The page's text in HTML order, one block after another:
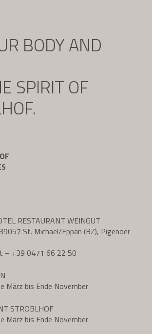
BODY AND
SPIRIT OF
RESTAURANT WEINGUT
St. Michael/Eppan (BZ), Pigenoer
– +39 0471 66 22 50
März bis Ende November
STROBLHOF
März bis Ende November